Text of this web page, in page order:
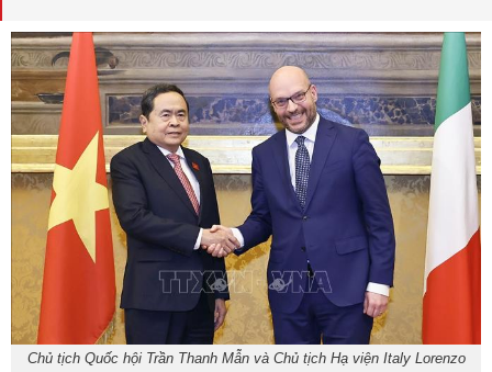
Chủ tịch Quốc hội Trần Thanh Mẫn và Chủ tịch Hạ viện Italy Lorenzo